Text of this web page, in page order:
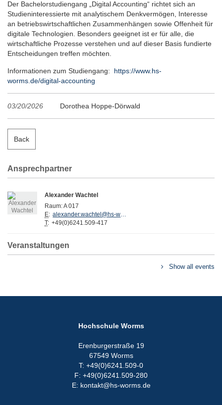
Der Bachelorstudiengang „Digital Accounting“ richtet sich an
Studieninteressierte mit analytischem Denkvermögen, Interesse
an betriebswirtschaftlichen Zusammenhängen sowie Offenheit für
digitale Technologien. Besonders geeignet ist er für alle, die
wirtschaftliche Prozesse verstehen und auf dieser Basis fundierte
Entscheidungen treffen möchten.
Informationen zum Studiengang: https://www.hs-
worms.de/digital-accounting
03/20/2026 Dorothea Hoppe-Dörwald
Back
Ansprechpartner
Alexander Wachtel
Raum:A 017
E:
alexander.wachtel@hs-worms.de
T: +49(0)6241.509-417
Veranstaltungen
Show all events
Hochschule Worms
Erenburgerstraße 19
67549 Worms
T: +49(0)6241.509-0
F: +49(0)6241.509-280
E: kontakt@hs-worms.de